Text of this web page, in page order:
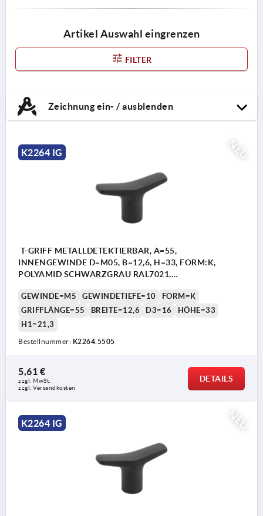
Artikel Auswahl eingrenzen
FILTER
Zeichnung ein- / ausblenden
NEU
K2264 IG
T-GRIFF METALLDETEKTIERBAR, A=55,
INNENGEWINDE D=M05, B=12,6, H=33, FORM:K,
POLYAMID SCHWARZGRAU RAL7021,
GEWINDE=M5 GEWINDETIEFE=10
FORM=K
GRIFFLÄNGE=55
BREITE=12,6 D3=16
HÖHE=33
H1=21,3
Bestellnummer: K2264.5505
5,61 €
zzgl. MwSt.
zzgl. Versandkosten
DETAILS
NEU
K2264 IG